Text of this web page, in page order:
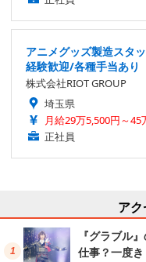
アニメグッズ製造スタ
経験歓迎/各種手当あり
株式会社RIOT GROUP
埼玉県
月給29万5,500円～45
正社員
ア
『グラブル
仕事？一度